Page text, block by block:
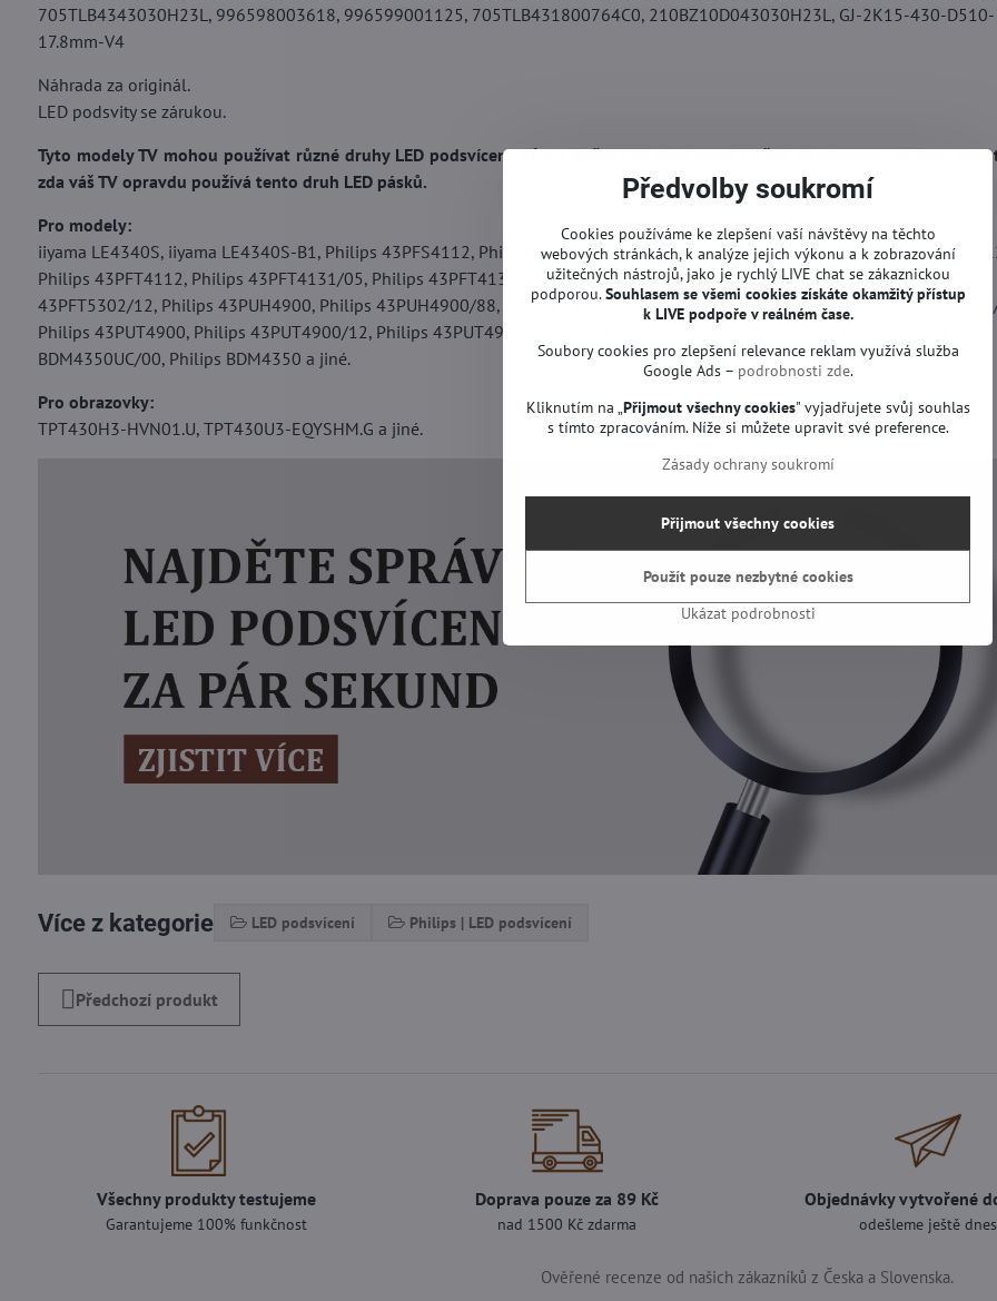
705TLB4343030H23L, 996598003618, 996599001125, 705TLB431800764C0, 210BZ10D043030H23L, GJ-2K15-430-D510-
17.8mm-V4
Náhrada za originál.
LED podsvity se zárukou.
Tyto modely TV mohou používat různé druhy LED podsvícení (různý počet LED diod apod.). Před objednáním, prosím,
zda váš TV opravdu používá tento druh LED pásků.
Pro modely:
iiyama LE4340S, iiyama LE4340S-B1, Philips 43PFS4112, Philips 43PFS413112, Philips 43PFS5301/12, Philips 43PFS5302/
Philips 43PFT4112, Philips 43PFT4131/05, Philips 43PFT4131/12, Philips 43PFT5301/12, Philips 43PFT5301/60, Philips
43PFT5302/12, Philips 43PUH4900, Philips 43PUH4900/88, Philips 43PUK4900, Philips 43PUK4900/12, Philips
Philips 43PUT4900, Philips 43PUT4900/12, Philips 43PUT4900/60, Philips BDL4330QL/00, Philips BDL4330QL, Philips
BDM4350UC/00, Philips BDM4350 a jiné.
Pro obrazovky:
TPT430H3-HVN01.U, TPT430U3-EQYSHM.G a jiné.
Více z kategorie LED podsvícení Philips | LED podsvícení
Předchozí produkt
Všechny produkty testujeme
Garantujeme 100% funkčnost
Doprava pouze za 89 Kč
nad 1500 Kč zdarma
Objednávky vytvořené
odešleme ještě dnes
Ověřené recenze od našich zákazníků z Česka a Slovenska.
Předvolby soukromí
Cookies používáme ke zlepšení vaší návštěvy na těchto
webových stránkách, k analýze jejich výkonu a k zobrazování
užitečných nástrojů, jako je rychlý LIVE chat se zákaznickou
podporou.Souhlasem se všemi cookies získáte okamžitý přístup
k LIVE podpoře v reálném čase.
Soubory cookies pro zlepšení relevance reklam využívá služba
Google Ads – podrobnosti zde.
Kliknutím na „Přijmout všechny cookies" vyjadřujete svůj souhlas
s tímto zpracováním. Níže si můžete upravit své preference.
Zásady ochrany soukromí
Ukázat podrobnosti
Přijmout všechny cookies
Použít pouze nezbytné cookies